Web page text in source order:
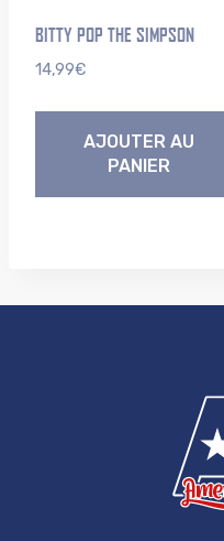
BITTY POP THE SIMPSON
14,99€
AJOUTER AU
PANIER